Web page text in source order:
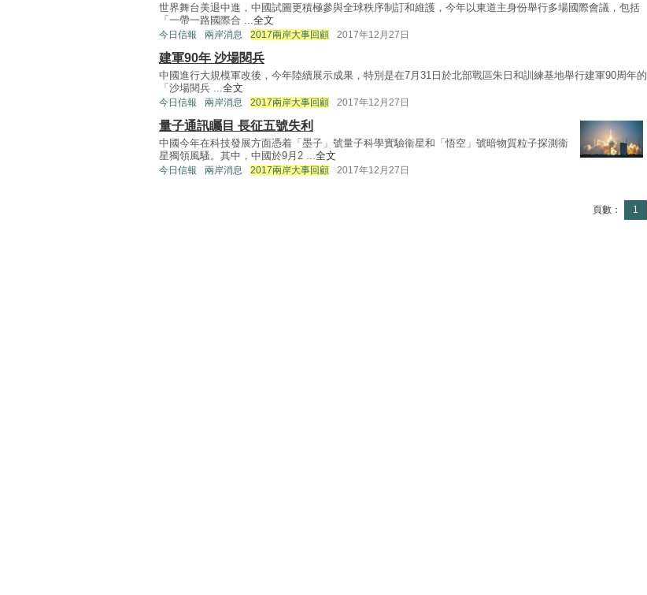
世界舞台美退中進，中國試圖更積極參與全球秩序制訂和維護，今年以東道主身份舉行多場國際會議，包括
「一帶一路國際合 ... 全文
今日信報 兩岸消息 2017兩岸大事回顧 2017年12月27日
建軍90年 沙場閱兵
中國進行大規模軍改後，今年陸續展示成果，特別是在7月31日於北部戰區朱日和訓練基地舉行建軍90周年的
「沙場閱兵 ... 全文
今日信報 兩岸消息 2017兩岸大事回顧 2017年12月27日
量子通訊矚目 長征五號失利
中國今年在科技發展方面憑着「墨子」號量子科學實驗衞星和「悟空」號暗物質粒子探測衞
星獨領風騷。其中，中國於9月2 ... 全文
今日信報 兩岸消息 2017兩岸大事回顧 2017年12月27日
頁數： 1